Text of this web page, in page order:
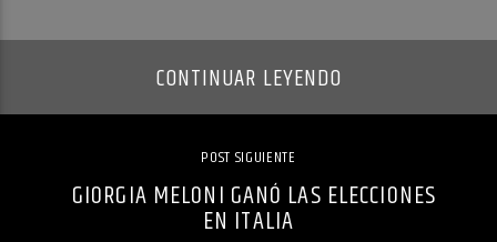
CONTINUAR LEYENDO
POST SIGUIENTE
GIORGIA MELONI GANÓ LAS ELECCIONES
EN ITALIA